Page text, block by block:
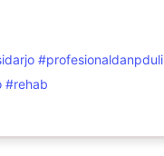
#profesionaldanpduli
#rehab